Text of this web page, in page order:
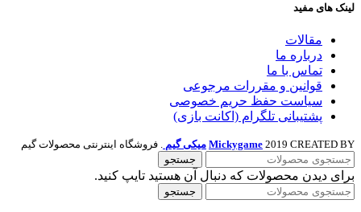
لینک های مفید
مقالات
درباره ما
تماس با ما
قوانین و مقررات مرجوعی
سیاست حفظ حریم خصوصی
پشتیبانی تلگرام (اکانت بازی)
Mickygame 2019 CREATED BY میکی گیم
. فروشگاه اینترنتی محصولات گیم
جستجو
برای دیدن محصولات که دنبال آن هستید تایپ کنید.
جستجو